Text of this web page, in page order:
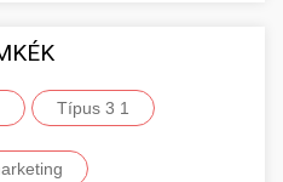
Típus 3 1